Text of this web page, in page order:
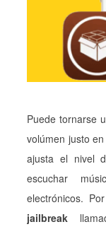
Puede tornarse
volúmen justo
ajusta el nivel
escuchar
electrónicos.
jailbreak